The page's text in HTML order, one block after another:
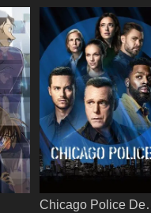
Chicago